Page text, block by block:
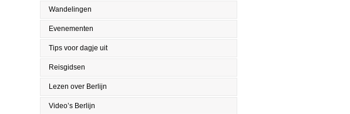
Wandelingen
Evenementen
Tips voor dagje uit
Reisgidsen
Lezen over Berlijn
Video’s Berlijn